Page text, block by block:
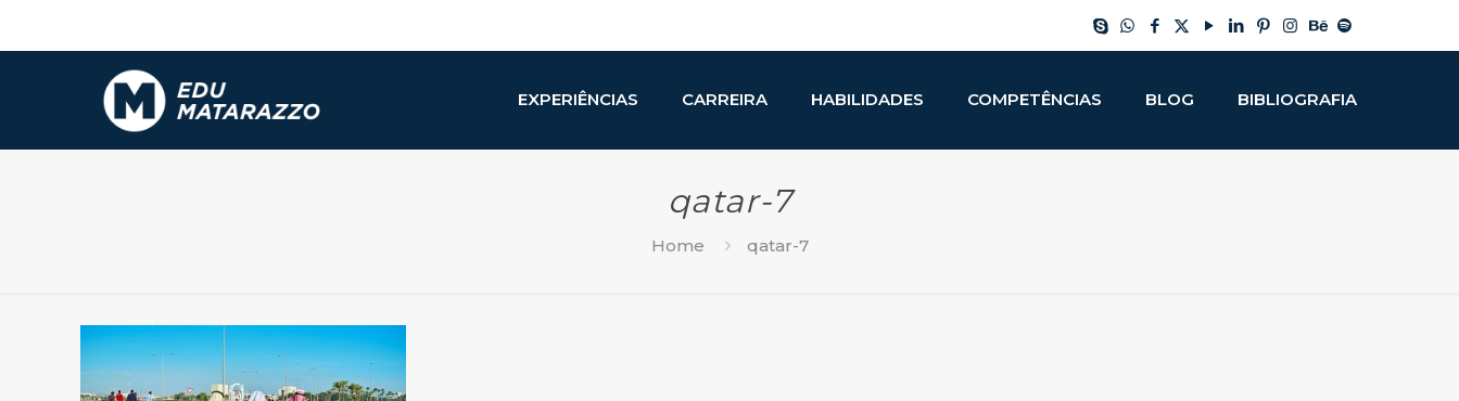
EXPERIÊNCIAS CARREIRA HABILIDADES COMPETÊNCIAS BLOG BIBLIOGRAFIA
qatar-7
Home qatar-7